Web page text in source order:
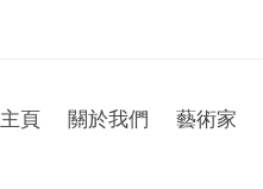
主頁 關於我們 藝術家